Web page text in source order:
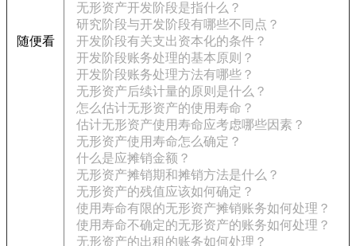
随便看
无形资产开发阶段是指什么？
研究阶段与开发阶段有哪些不同点？
开发阶段有关支出资本化的条件？
开发阶段账务处理的基本原则？
开发阶段账务处理方法有哪些？
无形资产后续计量的原则是什么？
怎么估计无形资产的使用寿命？
估计无形资产使用寿命应考虑哪些因素？
无形资产使用寿命怎么确定？
什么是应摊销金额？
无形资产摊销期和摊销方法是什么？
无形资产的残值应该如何确定？
使用寿命有限的无形资产摊销账务如何处理？
使用寿命不确定的无形资产的账务如何处理？
无形资产的出租的账务如何处理？